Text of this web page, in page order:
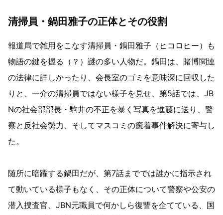
清掃員・鍋田雅子の正体とその役割
報道局で雑用をこなす清掃員・鍋田雅子（ヒコロヒー）も
物語の鍵を握る（？）謎の多い人物だ。鍋田は、賭博関連
の法律に詳しかったり、会長室のゴミを意味深に回収した
りと、一介の清掃員ではない様子を見せ、第5話では、JB
Nの社会部部長・駒井の不正を暴く写真を進藤に送り、警
察と反社会勢力、そしてマスコミの癒着事件解決に寄与し
た。
随所に暗躍する鍋田だが、第7話まででは誰かに指示され
て動いている様子もなく、その正体について警察や公安の
潜入捜査官、JBN元職員で何かしら復讐を企てている、国